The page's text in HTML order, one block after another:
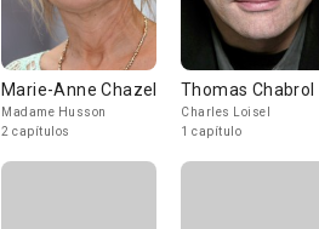
Marie-Anne Chazel
Madame Husson
2 capítulos
Thomas Chabrol
Charles Loisel
1 capítulo